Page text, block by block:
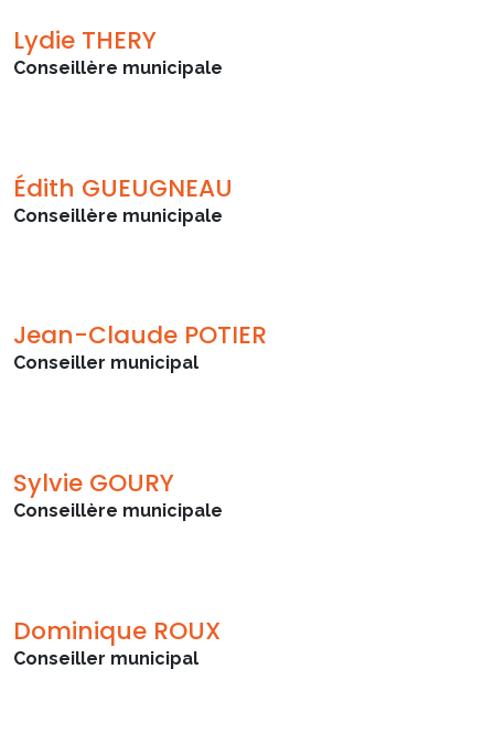
Lydie THERY
Conseillère municipale
Édith GUEUGNEAU
Conseillère municipale
Jean-Claude POTIER
Conseiller municipal
Sylvie GOURY
Conseillère municipale
Dominique ROUX
Conseiller municipal